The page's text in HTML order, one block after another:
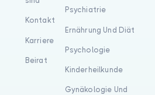
Kontakt
Karriere
Beirat
Psychiatrie
Ernährung Und Diät
Psychologie
Kinderheilkunde
Gynäkologie Und